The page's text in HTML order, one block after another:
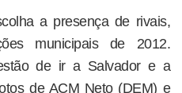
a presença de rivais,
municipais de 2012.
de ir a Salvador e a
de ACM Neto (DEM) e